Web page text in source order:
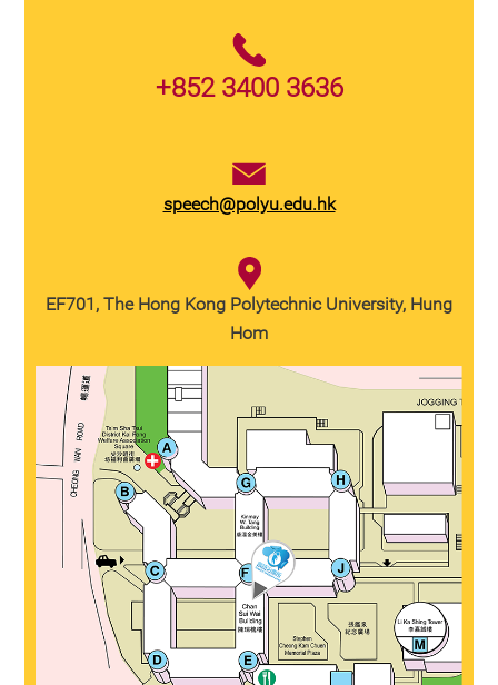
+852 3400 3636
speech@polyu.edu.hk
EF701, The Hong Kong Polytechnic University, Hung
Hom